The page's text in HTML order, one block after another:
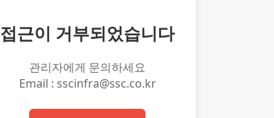
접근이 거부되었습니다
관리자에게 문의하세요
Email : sscinfra@ssc.co.kr